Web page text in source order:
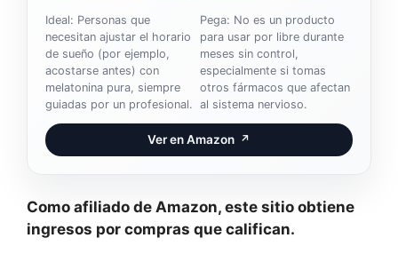
Ideal: Personas que
necesitan ajustar el horario
de sueño (por ejemplo,
acostarse antes) con
melatonina pura, siempre
guiadas por un profesional.
Pega: No es un producto
para usar por libre durante
meses sin control,
especialmente si tomas
otros fármacos que afectan
al sistema nervioso.
Ver en Amazon ↗
Como afiliado de Amazon, este sitio obtiene
ingresos por compras que califican.